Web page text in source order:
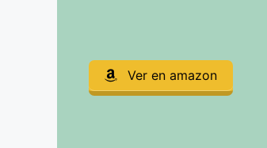
Ver en amazon